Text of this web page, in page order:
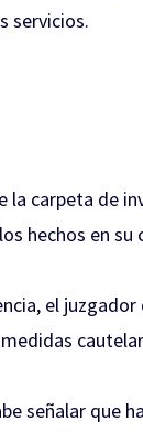
servicios.
la carpeta de
hechos en su
el
señalar que